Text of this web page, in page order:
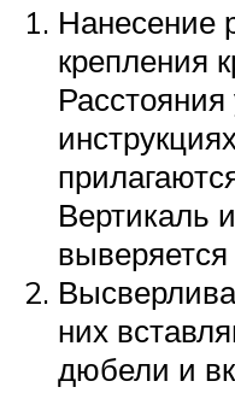
Нанесение
крепления
Вертикаль
них
дюбели и